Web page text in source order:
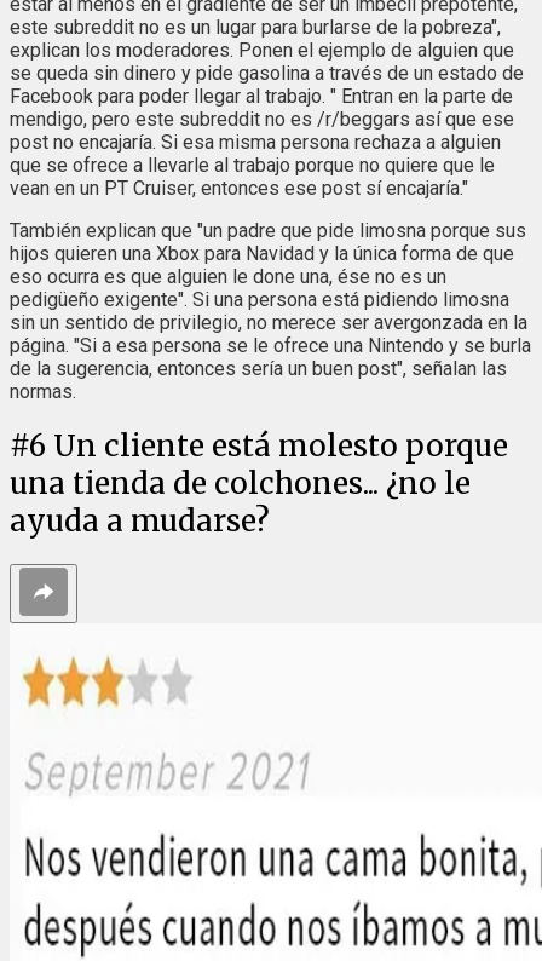
este subreddit no es un lugar para burlarse de la pobreza",
explican los moderadores. Ponen el ejemplo de alguien que
se queda sin dinero y pide gasolina a través de un estado de
Facebook para poder llegar al trabajo. " Entran en la parte de
mendigo, pero este subreddit no es /r/beggars así que ese
post no encajaría. Si esa misma persona rechaza a alguien
que se ofrece a llevarle al trabajo porque no quiere que le
vean en un PT Cruiser, entonces ese post sí encajaría."
También explican que "un padre que pide limosna porque sus
hijos quieren una Xbox para Navidad y la única forma de que
eso ocurra es que alguien le done una, ése no es un
pedigüeño exigente". Si una persona está pidiendo limosna
sin un sentido de privilegio, no merece ser avergonzada en la
página. "Si a esa persona se le ofrece una Nintendo y se burla
de la sugerencia, entonces sería un buen post", señalan las
normas.
#6 Un cliente está molesto porque
una tienda de colchones... ¿no le
ayuda a mudarse?